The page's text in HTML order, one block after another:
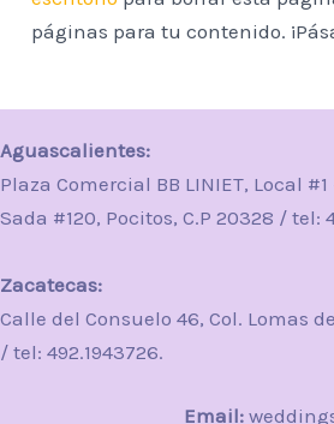
páginas para tu contenido.
Aguascalientes:
Plaza Comercial BB LINIET, Local
Sada #120, Pocitos, C.P 20328 / tel:
Zacatecas:
Calle del Consuelo 46, Col. Lomas
/ tel: 492.1943726.
Email: